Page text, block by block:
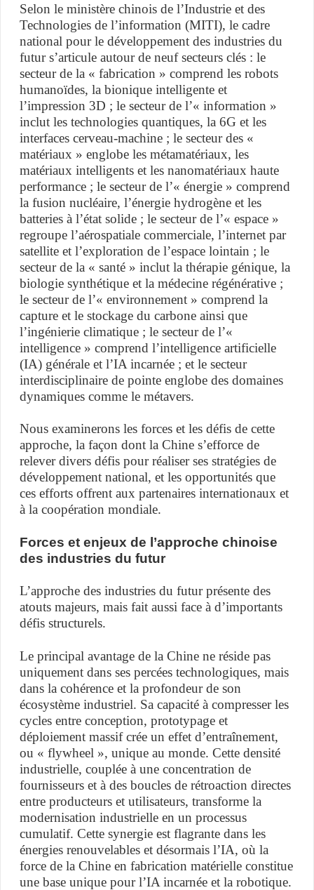
Selon le ministère chinois de l’Industrie et des
Technologies de l’information (MITI), le cadre
national pour le développement des industries du
futur s’articule autour de neuf secteurs clés : le
secteur de la « fabrication » comprend les robots
humanoïdes, la bionique intelligente et
l’impression 3D ; le secteur de l’« information »
inclut les technologies quantiques, la 6G et les
interfaces cerveau-machine ; le secteur des «
matériaux » englobe les métamatériaux, les
matériaux intelligents et les nanomatériaux haute
performance ; le secteur de l’« énergie » comprend
la fusion nucléaire, l’énergie hydrogène et les
batteries à l’état solide ; le secteur de l’« espace »
regroupe l’aérospatiale commerciale, l’internet par
satellite et l’exploration de l’espace lointain ; le
secteur de la « santé » inclut la thérapie génique, la
biologie synthétique et la médecine régénérative ;
le secteur de l’« environnement » comprend la
capture et le stockage du carbone ainsi que
l’ingénierie climatique ; le secteur de l’«
intelligence » comprend l’intelligence artificielle
(IA) générale et l’IA incarnée ; et le secteur
interdisciplinaire de pointe englobe des domaines
dynamiques comme le métavers.
Nous examinerons les forces et les défis de cette
approche, la façon dont la Chine s’efforce de
relever divers défis pour réaliser ses stratégies de
développement national, et les opportunités que
ces efforts offrent aux partenaires internationaux et
à la coopération mondiale.
Forces et enjeux de l’approche chinoise
des industries du futur
L’approche des industries du futur présente des
atouts majeurs, mais fait aussi face à d’importants
défis structurels.
Le principal avantage de la Chine ne réside pas
uniquement dans ses percées technologiques, mais
dans la cohérence et la profondeur de son
écosystème industriel. Sa capacité à compresser les
cycles entre conception, prototypage et
déploiement massif crée un effet d’entraînement,
ou « flywheel », unique au monde. Cette densité
industrielle, couplée à une concentration de
fournisseurs et à des boucles de rétroaction directes
entre producteurs et utilisateurs, transforme la
modernisation industrielle en un processus
cumulatif. Cette synergie est flagrante dans les
énergies renouvelables et désormais l’IA, où la
force de la Chine en fabrication matérielle constitue
une base unique pour l’IA incarnée et la robotique.